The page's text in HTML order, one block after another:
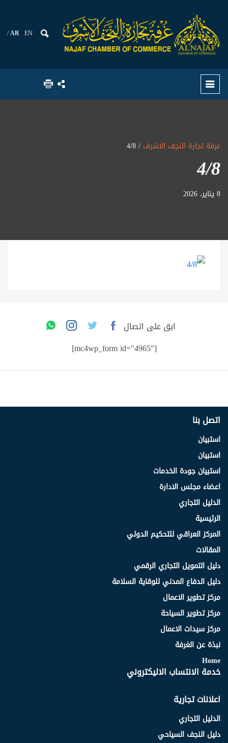
AR EN
غرفة تجارة النجف الاشرف / 4/8
4/8
8 يناير، 2026
ابق على اتصال
[mc4wp_form id="4965"]
اتصل بنا
استبيان
استبيان
استبيان جودة الخدمات
اعضاء مجلس الادارة
الدليل التجاري
الرئيسية
المركز العراقي للتحكيم الدولي
المقالات
دليل التمويل التجاري الرقمي
دليل الدفاع المدني للوقاية السلامة
مركز تطوير الاعمال
مركز تطوير السياحة
مركز سيدات الاعمال
نبذة عن الغرفة
Home
خدمة الانتساب الاليكتروني
اعلانات تجارية
الدليل التجاري
دليل النجف السياحي